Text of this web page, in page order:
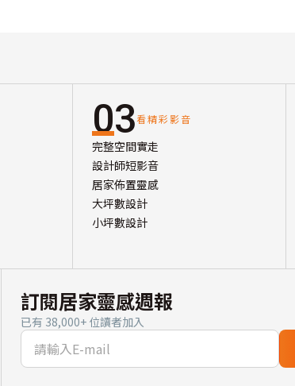
03看精彩影音
完整空間實走
設計師短影音
居家佈置靈感
大坪數設計
小坪數設計
訂閱居家靈感週報
已有 38,000+ 位讀者加入